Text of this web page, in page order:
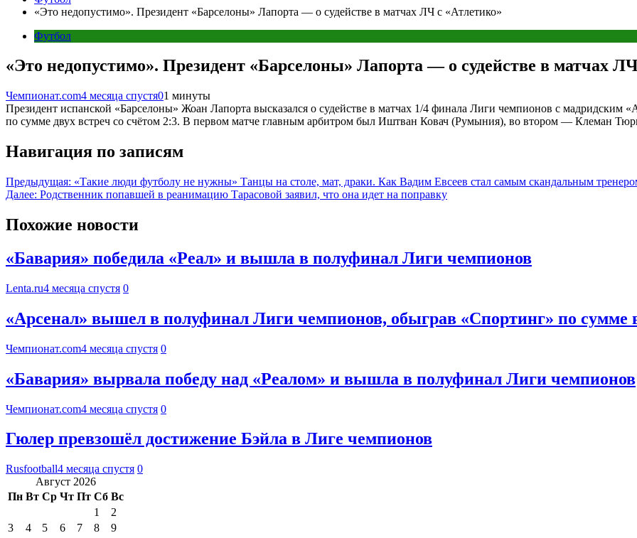
«Это недопустимо». Президент «Барселоны» Лапорта — о судействе в матчах ЛЧ с «Атлетико»
Футбол
«Это недопустимо». Президент «Барселоны» Лапорта — о судействе в матчах
Чемпионат.com4 месяца спустя01 минуты
Президент испанской «Барселоны» Жоан Лапорта высказался о судействе в матчах 1/4 финала Лиги чемпионов с мадридским
по сумме двух встреч со счётом 2:3. В первом матче главным арбитром был Иштван Ковач (Румыния), во втором — Клеман
Навигация по записям
Предыдущая: «Такие люди футболу не нужны» Танцы на столе, мат, драки. Как Вадим Евсеев стал самым скандальным
Далее: Родственник попавшей в реанимацию Тарасовой заявил, что она идет на поправку
Похожие новости
«Бавария» победила «Реал» и вышла в полуфинал Лиги чемпионов
Lenta.ru4 месяца спустя 0
«Арсенал» вышел в полуфинал Лиги чемпионов, обыграв «Спортинг» по сумме
Чемпионат.com4 месяца спустя 0
«Бавария» вырвала победу над «Реалом» и вышла в полуфинал Лиги чемпионов
Чемпионат.com4 месяца спустя 0
Гюлер превзошёл достижение Бэйла в Лиге чемпионов
Rusfootball4 месяца спустя 0
Август 2026
Пн Вт Ср Чт Пт Сб Вс
1
2
3
4 5 6 7 8
9